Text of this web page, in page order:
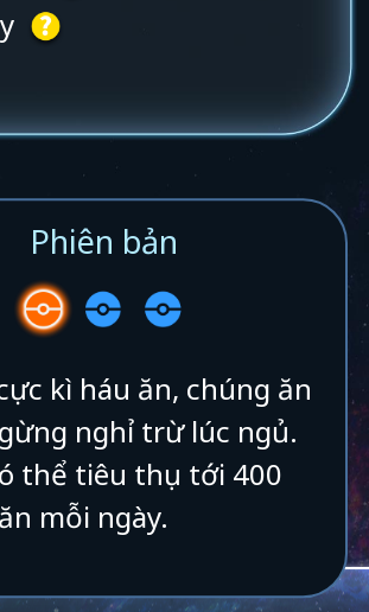
Phiên bản
kì háu ăn, chúng ăn
nghỉ trừ lúc ngủ.
thể tiêu thụ tới 400
mỗi ngày.